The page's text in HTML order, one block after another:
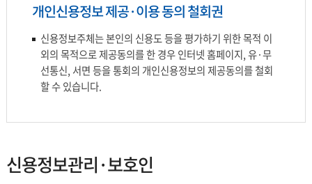
개인신용정보 제공·이용 동의 철회권
신용정보주체는 본인의 신용도 등을 평가하기 위한 목적 이
외의 목적으로 제공동의를 한 경우 인터넷 홈페이지, 유·무
선통신, 서면 등을 통회의 개인신용정보의 제공동의를 철회
할 수 있습니다.
신용정보관리·보호인